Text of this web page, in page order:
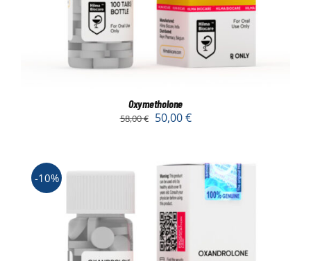
Oxymetholone
58,00€ 50,00€
-10%